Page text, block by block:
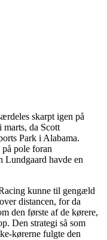
skarpt igen på
da Scott
Park i Alabama.
pole foran
Lundgaard havde en
kunne til gengæld
distancen, for da
den første af de kørere,
Den strategi så som
kørerne fulgte den